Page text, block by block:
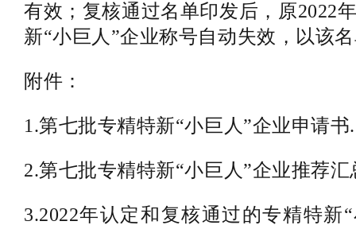
有效；复核通过名单印发后，原2022
新“小巨人”企业称号自动失效，以该
附件：
1.第七批专精特新“小巨人”企业申请
2.第七批专精特新“小巨人”企业推荐
3.2022年认定和复核通过的专精特新